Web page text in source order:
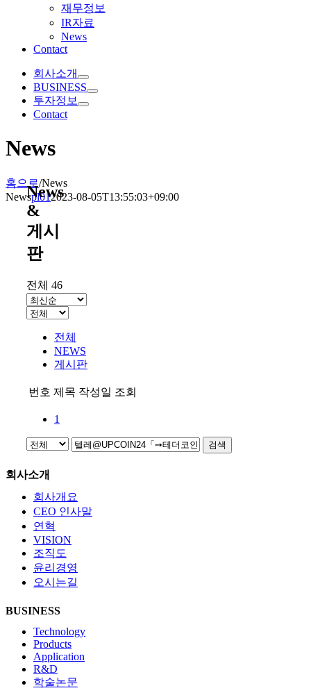
재무정보
IR자료
News
Contact
회사소개
BUSINESS
투자정보
Contact
News
홈으로/News
Newspl012023-08-05T13:55:03+09:00
News
&
게시
판
전체 46
전체
NEWS
게시판
번호 제목 작성일 조회
1
검색
회사소개
회사개요
CEO 인사말
연혁
VISION
조직도
윤리경영
오시는길
BUSINESS
Technology
Products
Application
R&D
학술논문